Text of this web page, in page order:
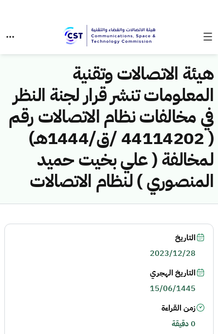
هيئة الاتصالات وتقنية
المعلومات تنشر قرار لجنة النظر
في مخالفات نظام الاتصالات رقم
( 44114202 /ق/1444هـ)
لمخالفة ( علي بخيت حميد
المنصوري ) لنظام الاتصالات
التاريخ
2023/12/28
التاريخ الهجري
15/06/1445
زمن القراءة
0 دقيقة